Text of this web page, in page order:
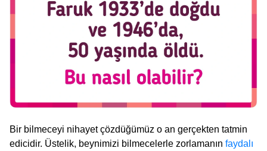
Bir bilmeceyi nihayet çözdüğümüz o an gerçekten tatmin
edicidir. Üstelik, beynimizi bilmecelerle zorlamanın faydalı